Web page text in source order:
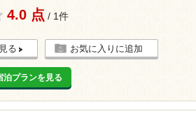
4.0 点 / 1件
る お気に入りに追加
泊プランを見る